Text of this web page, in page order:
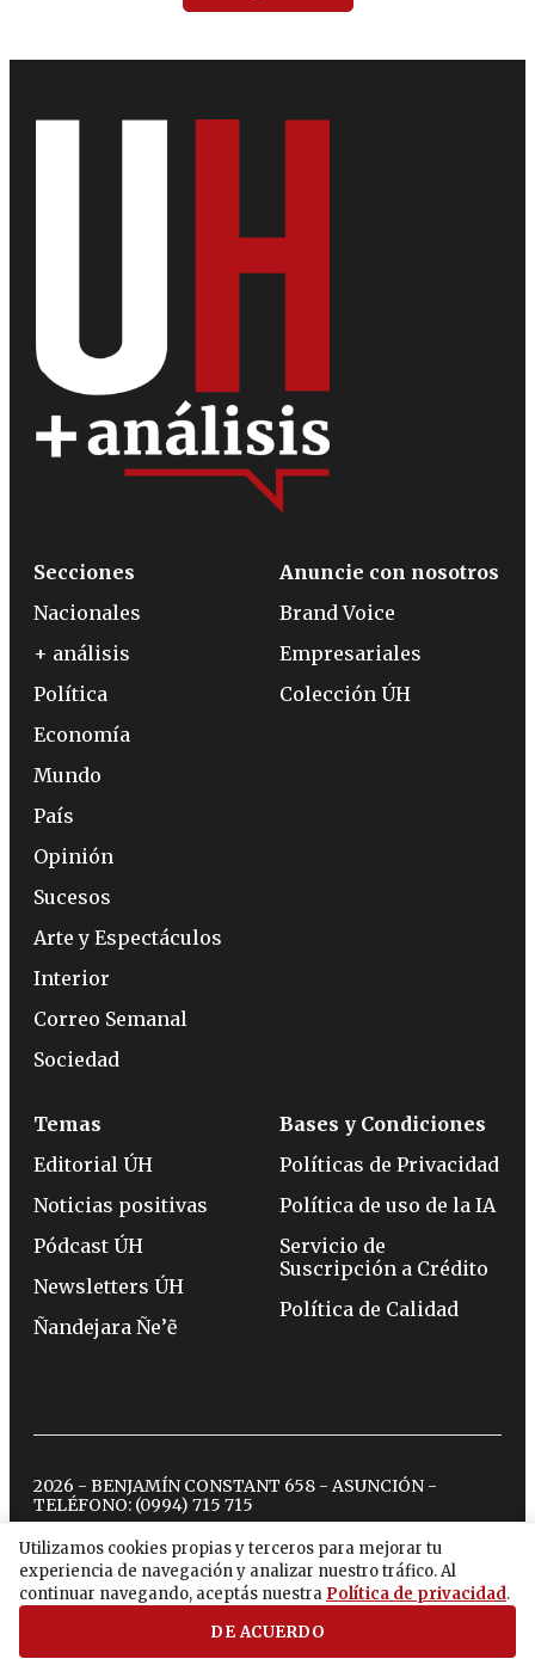
Utilizamos cookies propias y terceros para mejorar tu
experiencia de navegación y analizar nuestro tráfico. Al
continuar navegando, aceptás nuestra Política de privacidad.
DE ACUERDO
Secciones
Nacionales
+ análisis
Política
Economía
Mundo
País
Opinión
Sucesos
Arte y Espectáculos
Interior
Correo Semanal
Sociedad
Anuncie con nosotros
Brand Voice
Empresariales
Colección ÚH
Temas
Editorial ÚH
Noticias positivas
Pódcast ÚH
Newsletters ÚH
Ñandejara Ñe’ẽ
Bases y Condiciones
Políticas de Privacidad
Política de uso de la IA
Servicio de
Suscripción a Crédito
Política de Calidad
2026 - BENJAMÍN CONSTANT 658 - ASUNCIÓN -
TELÉFONO: (0994) 715 715
twitterinstagram
facebook
tiktokyoutubespotify